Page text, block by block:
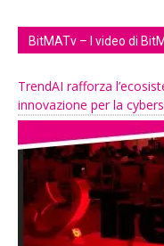
BitMATv – I video di
TrendAI rafforza
innovazione per la